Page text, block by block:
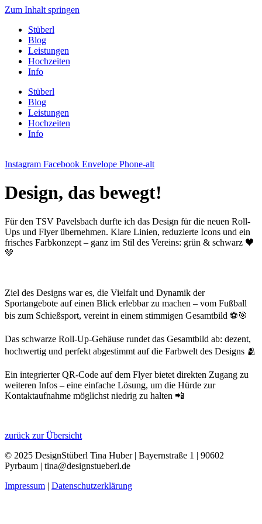
Zum Inhalt springen
Stüberl
Blog
Leistungen
Hochzeiten
Info
Stüberl
Blog
Leistungen
Hochzeiten
Info
Instagram Facebook Envelope Phone-alt
Design, das bewegt!
Für den TSV Pavelsbach durfte ich das Design für die neuen Roll-
Ups und Flyer übernehmen. Klare Linien, reduzierte Icons und ein
frisches Farbkonzept – ganz im Stil des Vereins: grün & schwarz 🖤
💚
Ziel des Designs war es, die Vielfalt und Dynamik der
Sportangebote auf einen Blick erlebbar zu machen – vom Fußball
bis zum Schießsport, vereint in einem stimmigen Gesamtbild ⚽️🎯
Das schwarze Roll-Up-Gehäuse rundet das Gesamtbild ab: dezent,
hochwertig und perfekt abgestimmt auf die Farbwelt des Designs 🫂
Ein integrierter QR-Code auf dem Flyer bietet direkten Zugang zu
weiteren Infos – eine einfache Lösung, um die Hürde zur
Kontaktaufnahme möglichst niedrig zu halten 📲
zurück zur Übersicht
© 2025 DesignStüberl Tina Huber | Bayernstraße 1 | 90602
Pyrbaum | tina@designstueberl.de
Impressum | Datenschutzerklärung